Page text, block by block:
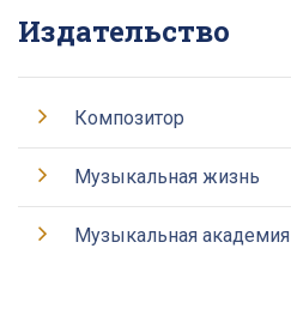
Издательство
Композитор
Музыкальная жизнь
Музыкальная академия